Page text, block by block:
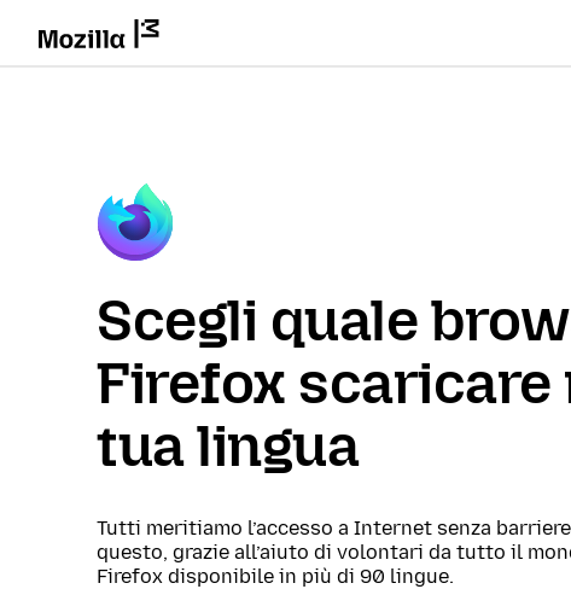
Scegli quale
Firefox scaricare
tua lingua
Tutti meritiamo l’accesso a Internet senza
questo, grazie all’aiuto di volontari da tutto il
Firefox disponibile in più di 90 lingue.